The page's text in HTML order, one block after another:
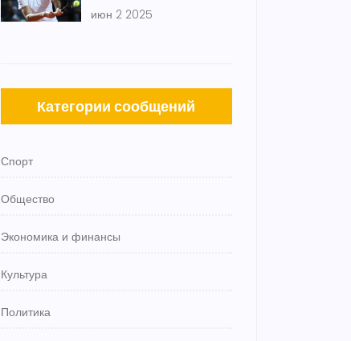
Roland Garros 2025
июн 2 2025
Категории сообщений
Спорт
Общество
Экономика и финансы
Культура
Политика